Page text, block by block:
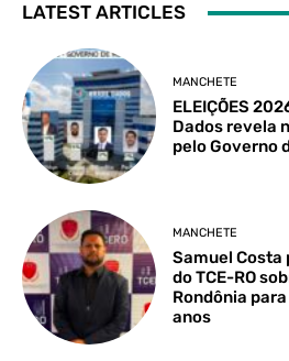
LATEST ARTICLES
MANCHETE
ELEIÇÕES
Dados revela
pelo Governo
MANCHETE
Samuel
do TCE-RO
Rondônia
anos